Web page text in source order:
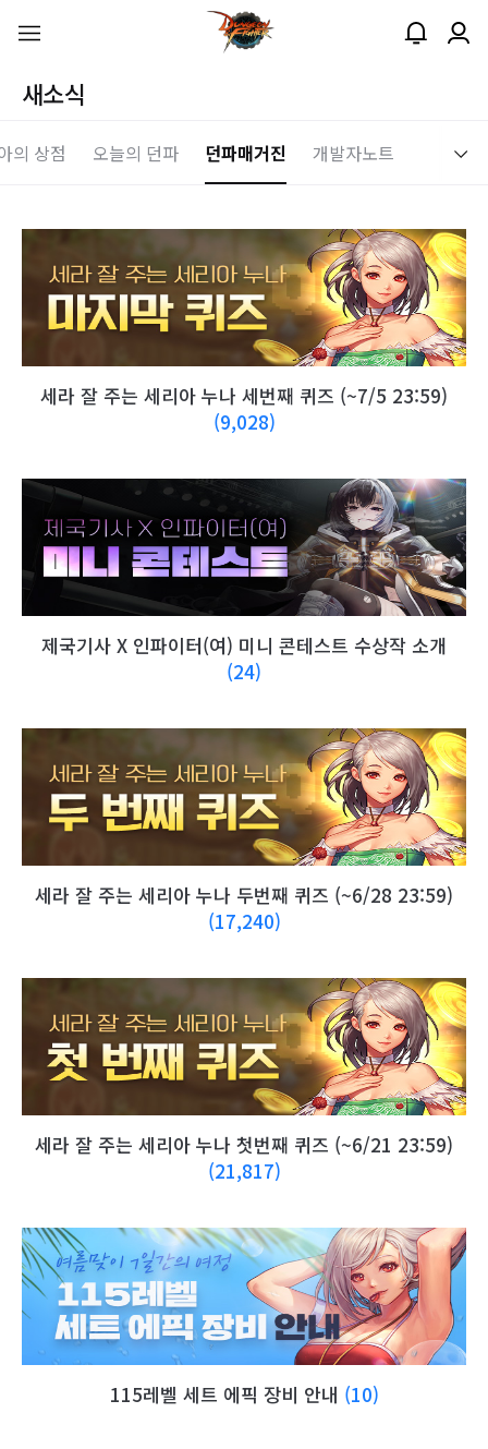
새소식
의 상점 오늘의 던파 던파매거진 개발자노트
세라 잘 주는 세리아 누나 세번째 퀴즈 (~7/5 23:59)
(9,028)
제국기사 X 인파이터(여) 미니 콘테스트 수상작 소개
(24)
세라 잘 주는 세리아 누나 두번째 퀴즈 (~6/28 23:59)
(17,240)
세라 잘 주는 세리아 누나 첫번째 퀴즈 (~6/21 23:59)
(21,817)
115레벨 세트 에픽 장비 안내 (10)